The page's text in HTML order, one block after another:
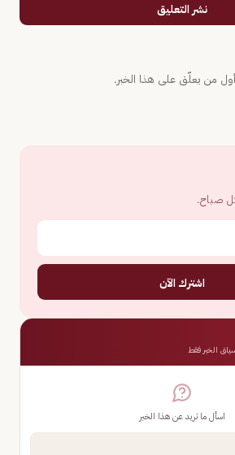
نشر التعليق
من يعلّق على هذا الخبر.
كل صباح.
اشترك الآن
الخبر فقط
اسأل ما تريد عن هذا الخبر